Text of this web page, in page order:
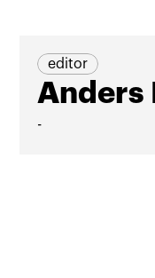
editor
Anders
-